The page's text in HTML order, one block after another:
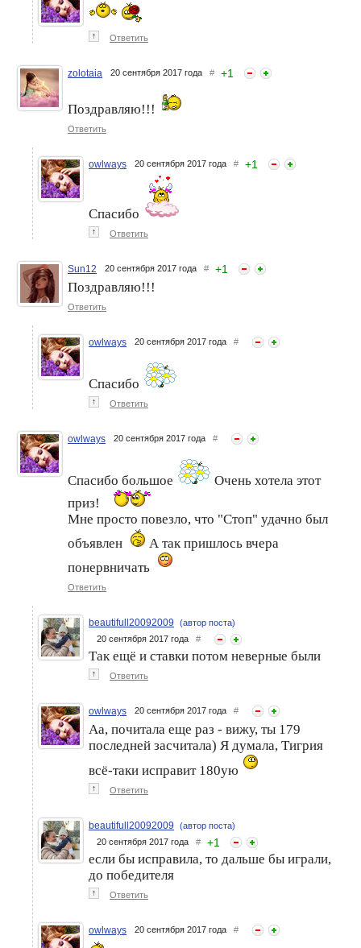
↑ Ответить
zolotaia 20 сентября 2017 года # +1
Поздравляю!!!
Ответить
owlways 20 сентября 2017 года # +1
Спасибо
↑ Ответить
Sun12 20 сентября 2017 года # +1
Поздравляю!!!
Ответить
owlways 20 сентября 2017 года #
Спасибо
↑ Ответить
owlways 20 сентября 2017 года #
Спасибо большое
Очень хотела этот
приз!
Мне просто повезло, что "Стоп" удачно был
объявлен
А так пришлось вчера
понервничать
Ответить
beautifull20092009
(автор поста)
20 сентября 2017 года #
Так ещё и ставки потом неверные были
↑ Ответить
owlways 20 сентября 2017 года #
Аа, почитала еще раз - вижу, ты 179
последней засчитала) Я думала, Тигрия
всё-таки исправит 180ую
↑ Ответить
beautifull20092009
(автор поста)
20 сентября 2017 года # +1
если бы исправила, то дальше бы играли,
до победителя
↑ Ответить
owlways 20 сентября 2017 года #